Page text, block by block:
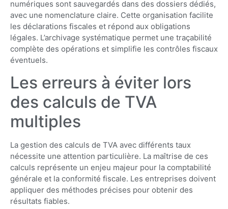
numériques sont sauvegardés dans des dossiers dédiés,
avec une nomenclature claire. Cette organisation facilite
les déclarations fiscales et répond aux obligations
légales. L’archivage systématique permet une traçabilité
complète des opérations et simplifie les contrôles fiscaux
éventuels.
Les erreurs à éviter lors
des calculs de TVA
multiples
La gestion des calculs de TVA avec différents taux
nécessite une attention particulière. La maîtrise de ces
calculs représente un enjeu majeur pour la comptabilité
générale et la conformité fiscale. Les entreprises doivent
appliquer des méthodes précises pour obtenir des
résultats fiables.